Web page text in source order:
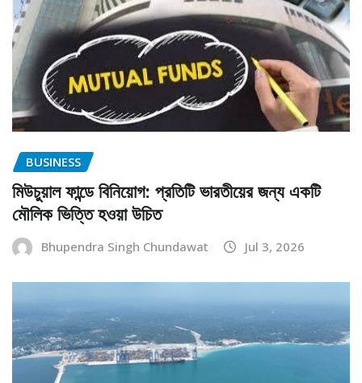
BUSINESS
মিউচুয়াল ফান্ডে বিনিয়োগ: প্রতিটি ভারতীয়ের জন্য একটি
মৌলিক ভিত্তি হওয়া উচিত
Bhupendra Singh Chundawat Jul 3, 2026